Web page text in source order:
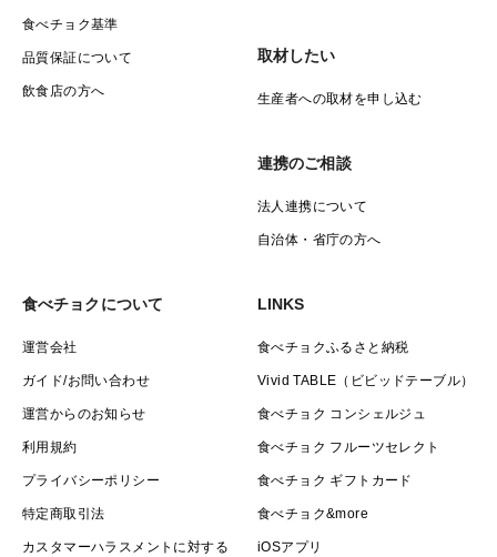
食べチョク基準
品質保証について
飲食店の方へ
取材したい
生産者への取材を申し込む
連携のご相談
法人連携について
自治体・省庁の方へ
食べチョクについて
運営会社
ガイド/お問い合わせ
運営からのお知らせ
利用規約
プライバシーポリシー
特定商取引法
カスタマーハラスメントに対する
LINKS
食べチョクふるさと納税
Vivid TABLE（ビビッドテーブル）
食べチョク コンシェルジュ
食べチョク フルーツセレクト
食べチョク ギフトカード
食べチョク&more
iOSアプリ